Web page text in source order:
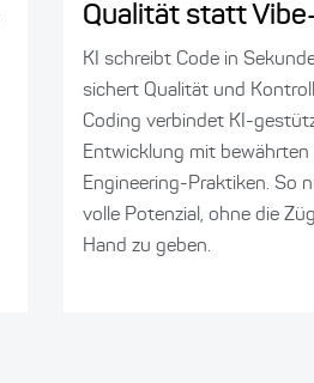
Qualität statt
KI schreibt Code in
sichert Qualität und
Coding verbindet KI-
Entwicklung mit bewährten
Engineering-Praktiken. So
volle Potenzial, ohne die
Hand zu geben.